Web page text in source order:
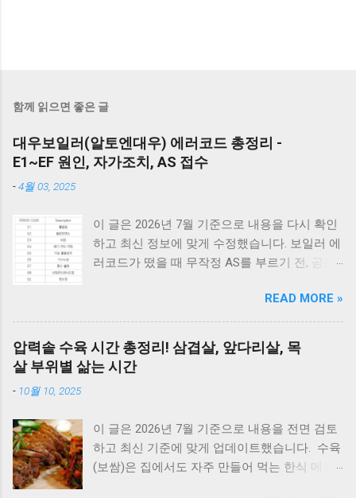
함께 읽으면 좋은 글
대우보일러(알토엔대우) 에러코드 총정리 -
E1~EF 원인, 자가조치, AS 접수
-4월 03, 2025
이 글은 2026년 7월 기준으로 내용을 다시 확인
하고 최신 정보에 맞게 수정했습니다. 보일러 에
러코드가 떴을 때 무작정 AS를 부르기 전, 공통
밸브가 열려 있는지, 2) 전원 플러그를 뽑았다가
5분 뒤 다시 꽂아보았는지(리셋), 3) 실내 온도
조절기의 설정이 올바른지 확인해보세요. 상세
코드는 아래에서 확인할 수 있습니다. E1부터 EF
까지 모든 대우보일러(알토엔대우) 에러코드의
드 E1~EF 원인과 해결법 (AS 전 자가점검, 수리
비) 🚨 잠깐! AS 부르기 전 이것만은 확인하세
요! 에러코드 E1 - 단수나 동파를 확인하세요.
READ MORE »
압력솥 수육 시간 총정리! 삼겹살, 앞다리살, 목
살 부위별 삶는 시간
- 10월 10, 2025
이 글은 2026년 7월 기준으로 내용을 전면 검토
하고 최신 기준에 맞게 업데이트했습니다. 수육
(보쌈)은 집에서도 자주 만들어 먹는 한식 메뉴